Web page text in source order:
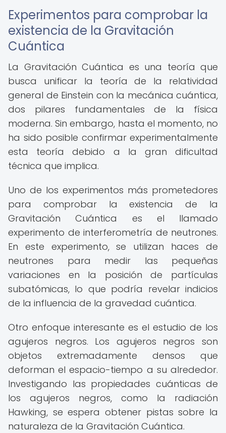
Experimentos para comprobar la
existencia de la Gravitación
Cuántica
La Gravitación Cuántica es una teoría que
busca unificar la teoría de la relatividad
general de Einstein con la mecánica cuántica,
dos pilares fundamentales de la física
moderna. Sin embargo, hasta el momento, no
ha sido posible confirmar experimentalmente
esta teoría debido a la gran dificultad
técnica que implica.
Uno de los experimentos más prometedores
para comprobar la existencia de la
Gravitación Cuántica es el llamado
experimento de interferometría de neutrones.
En este experimento, se utilizan haces de
neutrones para medir las pequeñas
variaciones en la posición de partículas
subatómicas, lo que podría revelar indicios
de la influencia de la gravedad cuántica.
Otro enfoque interesante es el estudio de los
agujeros negros. Los agujeros negros son
objetos extremadamente densos que
deforman el espacio-tiempo a su alrededor.
Investigando las propiedades cuánticas de
los agujeros negros, como la radiación
Hawking, se espera obtener pistas sobre la
naturaleza de la Gravitación Cuántica.